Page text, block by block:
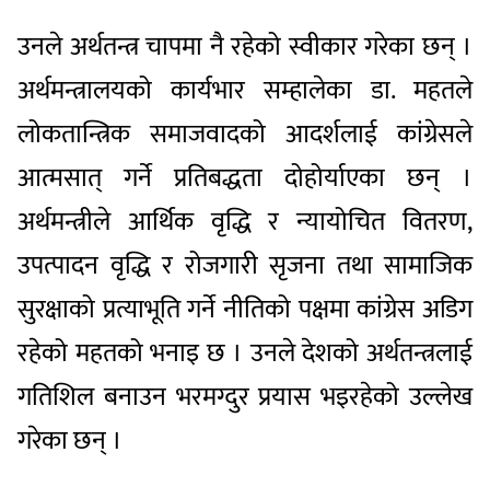
उनले अर्थतन्त्र चापमा नै रहेको स्वीकार गरेका छन् ।
अर्थमन्त्रालयको कार्यभार सम्हालेका डा. महतले
लोकतान्त्रिक समाजवादको आदर्शलाई कांग्रेसले
आत्मसात् गर्ने प्रतिबद्धता दोहोर्याएका छन् ।
अर्थमन्त्रीले आर्थिक वृद्धि र न्यायोचित वितरण,
उपत्पादन वृद्धि र रोजगारी सृजना तथा सामाजिक
सुरक्षाको प्रत्याभूति गर्ने नीतिको पक्षमा कांग्रेस अडिग
रहेको महतको भनाइ छ । उनले देशको अर्थतन्त्रलाई
गतिशिल बनाउन भरमग्दुर प्रयास भइरहेको उल्लेख
गरेका छन् ।